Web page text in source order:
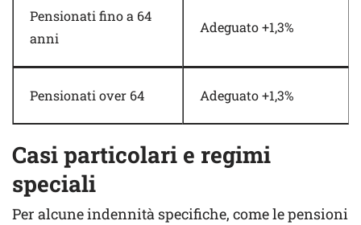
Pensionati fino a 64
anni
Adeguato +1,3%
Pensionati over 64 Adeguato +1,3%
Casi particolari e regimi
speciali
Per alcune indennità specifiche, come le pensioni